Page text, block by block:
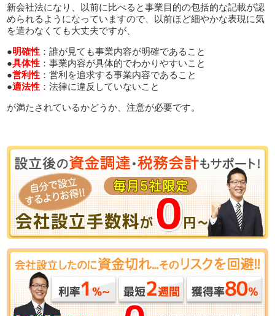
新会社法になり、以前に比べると事業目的の包括的な記載が認
められるようになっていますので、以前ほど細やかな表現に気
を遣わなくても大丈夫ですが、
●明確性 ：誰が見ても事業内容が明確であること
●具体性 ：事業内容が具体的でわかりやすいこと
●営利性 ：営利を追求する事業内容であること
●適法性 ：法律に違反していないこと
が満たされているかどうか、注意が必要です。